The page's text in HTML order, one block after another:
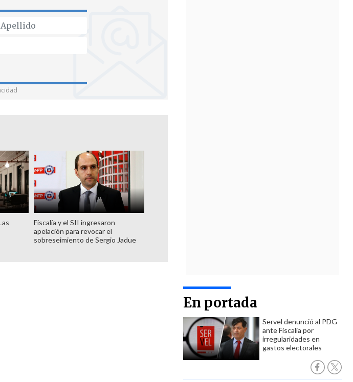
En portada
Servel denunció al PDG
ante Fiscalía por
irregularidades en
gastos electorales
Fiscalía y el SII ingresaron
apelación para revocar el
sobreseimiento de Sergio Jadue